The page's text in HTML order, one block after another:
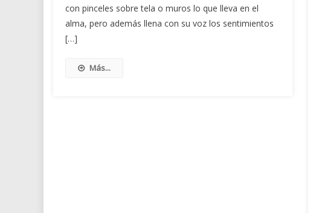
con pinceles sobre tela o muros lo que lleva en el
alma, pero además llena con su voz los sentimientos
[…]
Más...